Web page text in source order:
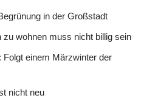
in der Großstadt
wohnen muss nicht billig sein
einem Märzwinter der
nicht neu